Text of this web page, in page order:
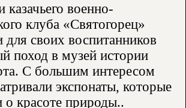
казачьего военно-
клуба «Святогорец»
для своих воспитанников
поход в музей истории
С большим интересом
экспонаты, которые
о красоте природы..